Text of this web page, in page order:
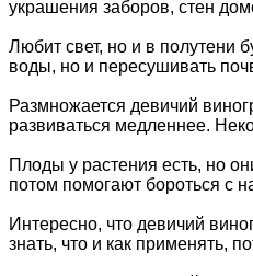
украшения заборов, стен
Любит свет, но и в полутени
воды, но и пересушивать
Размножается девичий
развиваться медленнее.
Плоды у растения есть, но
потом помогают бороться с
Интересно, что девичий
знать, что и как применять,